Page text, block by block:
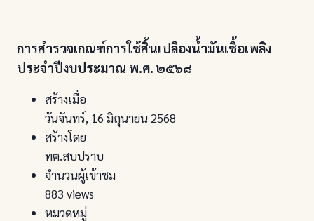
การสำรวจเกณฑ์การใช้สิ้นเปลืองน้ำมันเชื้อเพลิง
ประจำปีงบประมาณ พ.ศ. ๒๕๖๘
สร้างเมื่อ
วันจันทร์, 16 มิถุนายน 2568
สร้างโดย
ทต.สบปราบ
จำนวนผู้เข้าชม
883 views
หมวดหมู่